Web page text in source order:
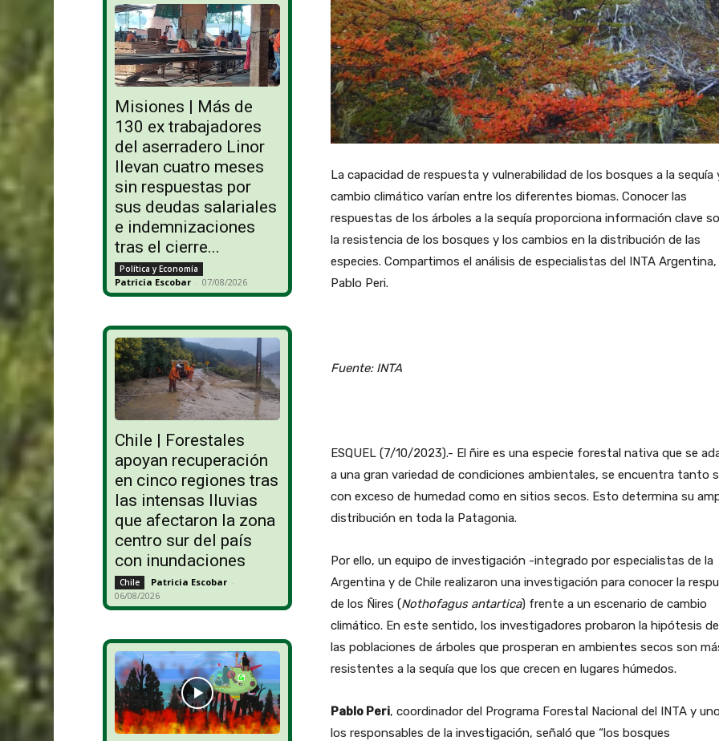
Misiones | Más de
130 ex trabajadores
del aserradero Linor
llevan cuatro meses
sin respuestas por
sus deudas salariales
e indemnizaciones
tras el cierre...
Política y Economía
Patricia Escobar - 07/08/2026
Chile | Forestales
apoyan recuperación
en cinco regiones tras
las intensas lluvias
que afectaron la zona
centro sur del país
con inundaciones
Chile Patricia Escobar -
06/08/2026
La capacidad de respuesta y vulnerabilidad de los bosques a la sequía
cambio climático varían entre los diferentes biomas. Conocer las
respuestas de los árboles a la sequía proporciona información clave
la resistencia de los bosques y los cambios en la distribución de las
especies. Compartimos el análisis de especialistas del INTA Argentina,
Pablo Peri.
Fuente: INTA
ESQUEL (7/10/2023).- El ñire es una especie forestal nativa que se
a una gran variedad de condiciones ambientales, se encuentra tanto
con exceso de humedad como en sitios secos. Esto determina su
distribución en toda la Patagonia.
Por ello, un equipo de investigación -integrado por especialistas de la
Argentina y de Chile realizaron una investigación para conocer la
de los Ñires (Nothofagus antartica) frente a un escenario de cambio
climático. En este sentido, los investigadores probaron la hipótesis
las poblaciones de árboles que prosperan en ambientes secos son
resistentes a la sequía que los que crecen en lugares húmedos.
Pablo Peri, coordinador del Programa Forestal Nacional del INTA y
los responsables de la investigación, señaló que “los bosques